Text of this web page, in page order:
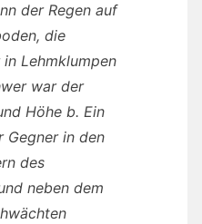
der Regen auf
die
Lehmklumpen
war der
Höhe b. Ein
Gegner in den
des
neben dem